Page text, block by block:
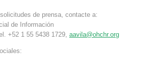
de prensa, contacte a:
de Información
+52 1 55 5438 1729, aavila@ohchr.org